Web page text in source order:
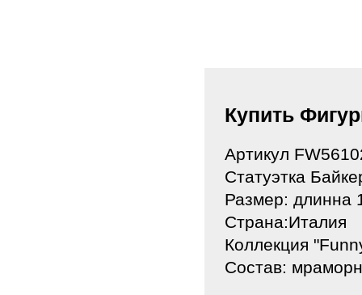
Купить
Артикул
Статуэтка
Размер: длинна
Страна:Италия
Коллекция
Состав: